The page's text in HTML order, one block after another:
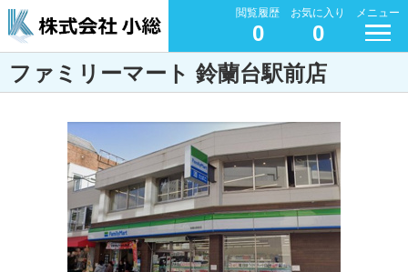
閲覧履歴
0
お気に入り
0
メニュー
ファミリーマート 鈴蘭台駅前店